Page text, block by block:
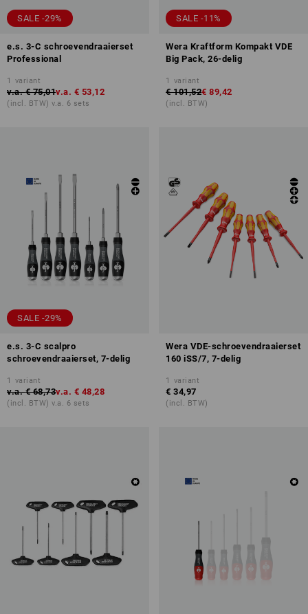
SALE -29%
e.s. 3-C schroevendraaierset
Professional
1 variant
v.a. € 75,01v.a. € 53,12
(incl. BTW) v.a. 6 sets
SALE -11%
Wera Kraftform Kompakt VDE
Big Pack, 26-delig
1 variant
€ 101,52€ 89,42
(incl. BTW)
SALE -29%
e.s. 3-C scalpro
schroevendraaierset, 7-delig
1 variant
v.a. € 68,73v.a. € 48,28
(incl. BTW) v.a. 6 sets
Wera VDE-schroevendraaierset
160 iSS/7, 7-delig
1 variant
€ 34,97
(incl. BTW)